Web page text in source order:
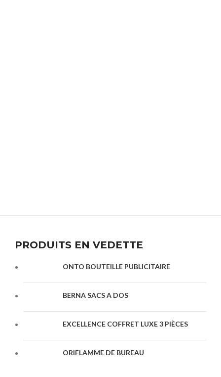
PRODUITS EN VEDETTE
ONTO BOUTEILLE PUBLICITAIRE
BERNA SACS A DOS
EXCELLENCE COFFRET LUXE 3 PIÈCES
ORIFLAMME DE BUREAU